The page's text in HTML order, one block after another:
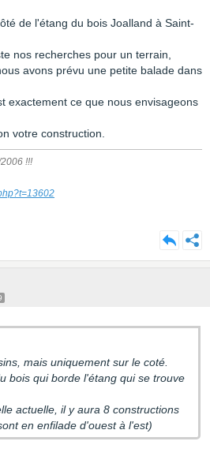
de l'étang du bois Joalland à Saint-
nos recherches pour un terrain,
avons prévu une petite balade dans
exactement ce que nous envisageons
votre construction.
!!!
mais uniquement sur le coté.
bois qui borde l'étang qui se trouve
actuelle, il y aura 8 constructions
en enfilade d'ouest à l'est)